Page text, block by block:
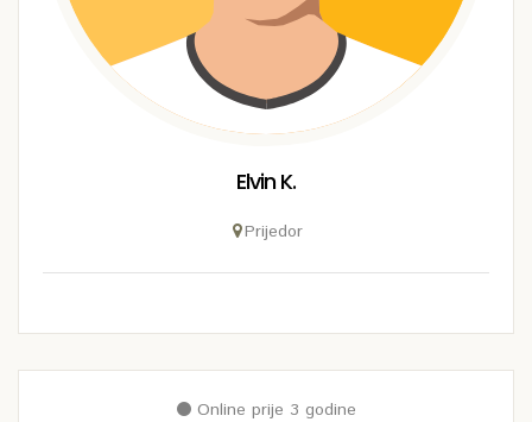
Elvin K.
Prijedor
Online prije 3 godine